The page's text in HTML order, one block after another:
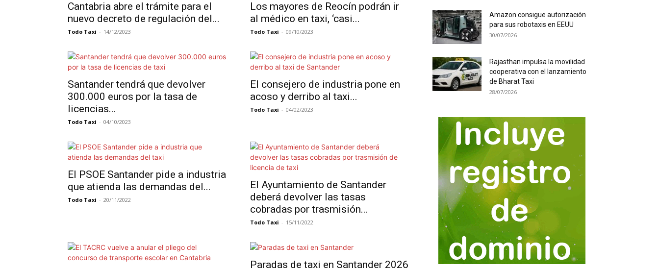
Cantabria abre el trámite para el
nuevo decreto de regulación del...
Todo Taxi - 14/12/2023
Los mayores de Reocín podrán ir
al médico en taxi, ‘casi...
Todo Taxi - 09/10/2023
Santander tendrá que devolver
300.000 euros por la tasa de
licencias...
Todo Taxi - 04/10/2023
El consejero de industria pone en
acoso y derribo al taxi...
Todo Taxi - 04/02/2023
El PSOE Santander pide a industria
que atienda las demandas del...
Todo Taxi - 20/11/2022
El Ayuntamiento de Santander
deberá devolver las tasas
cobradas por trasmisión...
Todo Taxi - 15/11/2022
Paradas de taxi en Santander 2026
Amazon consigue autorización
para sus robotaxis en EEUU
30/07/2026
Rajasthan impulsa la movilidad
cooperativa con el lanzamiento
de Bharat Taxi
28/07/2026